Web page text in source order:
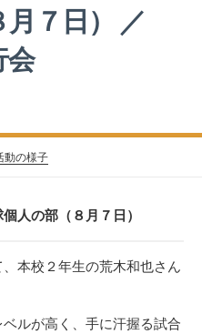
月７日） ／
動の様子
人の部（８月７日）
本校２年生の荒木和也さん
ルが高く、手に汗握る試合